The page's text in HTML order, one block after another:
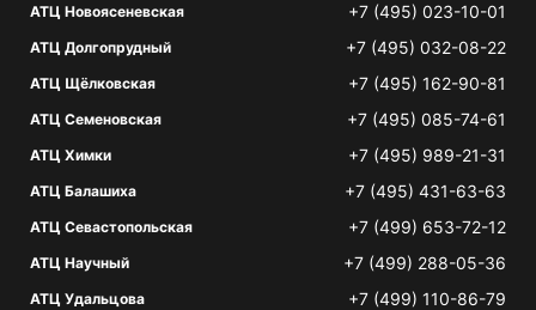
АТЦ Новоясеневская +7 (495) 023-10-01
АТЦ Долгопрудный +7 (495) 032-08-22
АТЦ Щёлковская +7 (495) 162-90-81
АТЦ Семеновская +7 (495) 085-74-61
АТЦ Химки +7 (495) 989-21-31
АТЦ Балашиха +7 (495) 431-63-63
АТЦ Севастопольская +7 (499) 653-72-12
АТЦ Научный +7 (499) 288-05-36
АТЦ Удальцова +7 (499) 110-86-79